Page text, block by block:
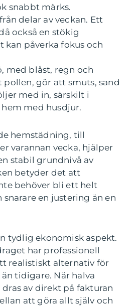
snabbt märks.
delar av veckan. Ett
också en stökig
kan påverka fokus och
med blåst, regn och
gör att smuts, sand
med in, särskilt i
med husdjur.
hemstädning, till
varannan vecka, hjälper
stabil grundnivå av
betyder det att
behöver bli ett helt
en justering än en
tydlig ekonomisk aspekt.
har professionell
realistiskt alternativ för
tidigare. När halva
av direkt på fakturan
att göra allt själv och